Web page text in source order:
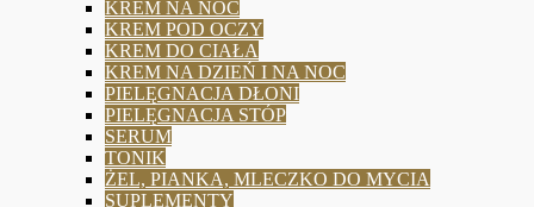
KREM NA NOC
KREM POD OCZY
KREM DO CIAŁA
KREM NA DZIEŃ I NA NOC
PIELĘGNACJA DŁONI
PIELĘGNACJA STÓP
SERUM
TONIK
ŻEL, PIANKA, MLECZKO DO MYCIA
SUPLEMENTY